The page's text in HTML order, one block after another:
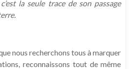
la seule trace de son passage
nous recherchons tous à marquer
reconnaissons tout de même